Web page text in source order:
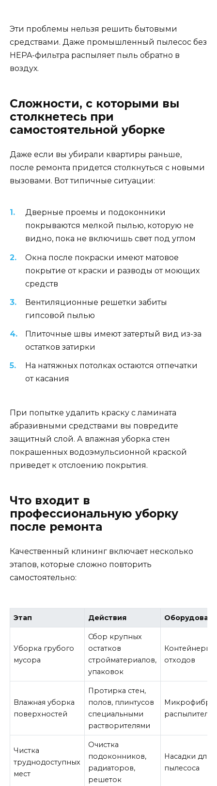
Эти проблемы нельзя решить бытовыми
средствами. Даже промышленный пылесос без
HEPA-фильтра распыляет пыль обратно в
воздух.
Сложности, с которыми вы
столкнетесь при
самостоятельной уборке
Даже если вы убирали квартиры раньше,
после ремонта придется столкнуться с новыми
вызовами. Вот типичные ситуации:
Дверные проемы и подоконники
покрываются мелкой пылью, которую не
видно, пока не включишь свет под углом
Окна после покраски имеют матовое
покрытие от краски и разводы от моющих
средств
Вентиляционные решетки забиты
гипсовой пылью
Плиточные швы имеют затертый вид из-за
остатков затирки
На натяжных потолках остаются отпечатки
от касания
При попытке удалить краску с ламината
абразивными средствами вы повредите
защитный слой. А влажная уборка стен
покрашенных водоэмульсионной краской
приведет к отслоению покрытия.
Что входит в
профессиональную уборку
после ремонта
Качественный клининг включает несколько
этапов, которые сложно повторить
самостоятельно:
Этап Действия
Уборка грубого
мусора
Сбор крупных
остатков
стройматериалов,
упаковок
Контейнеры
отходов
Влажная уборка
поверхностей
Протирка стен,
полов, плинтусов
специальными
растворителями
Микрофибра,
распылители
Чистка
труднодоступных
мест
Очистка
подоконников,
радиаторов,
решеток
Насадки для
пылесоса